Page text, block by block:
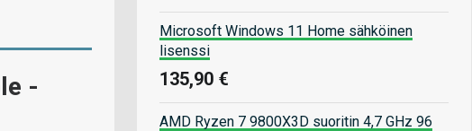
-
Microsoft Windows 11 Home sähköinen
lisenssi
135,90 €
AMD Ryzen 7 9800X3D suoritin 4,7 GHz 96